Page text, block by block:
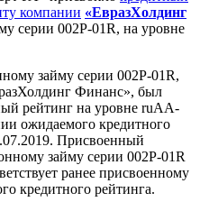
компании «ЕвразХолдинг
серии 002P-01R, на уровне
займу серии 002P-01R,
Финанс», был
рейтинг на уровне ruAA-
ожидаемого кредитного
Присвоенный
займу серии 002P-01R
ранее присвоенному
кредитного рейтинга.